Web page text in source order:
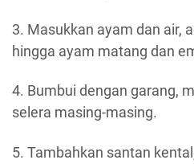
3. Masukkan ayam dan air,
hingga ayam matang dan
4. Bumbui dengan garang,
selera masing-masing.
5. Tambahkan santan